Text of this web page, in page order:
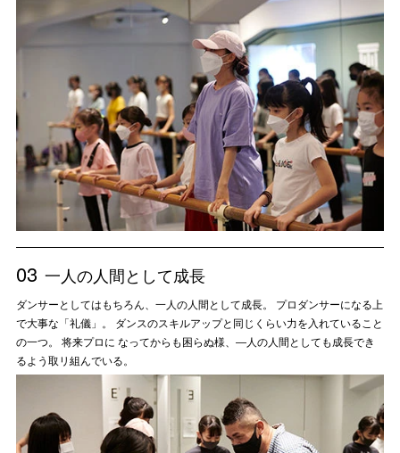
03 一人の人間として成長
ダンサーとしてはもちろん、一人の人間として成長。 プロダンサーになる上
で大事な「礼儀」。 ダンスのスキルアップと同じくらい力を入れていること
の一つ。 将来プロに なってからも困らぬ様、―人の人間としても成長でき
るよう取リ組んでいる。